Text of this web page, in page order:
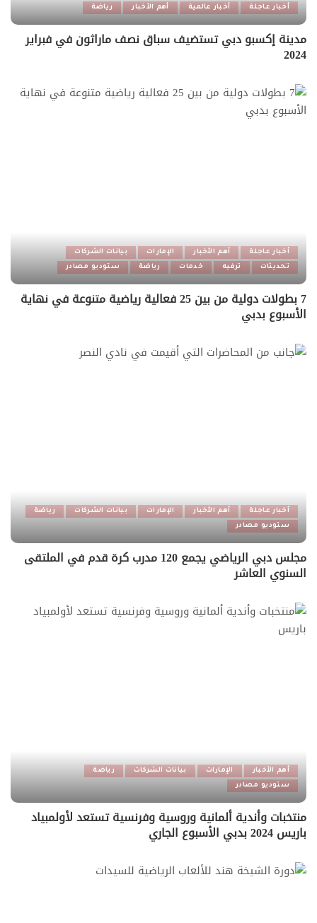
أخبار عاجلة أخبار عالمية أهم الأخبار رياضة
مدينة إكسبو دبي تستضيف سباق نصف ماراثون في فبراير
2024
أخبار عاجلة أهم الأخبار الإمارات
بيانات الشركات
تحديثات
ترفيه خدمات رياضة ستوديو مصادر
7 بطولات دولية من بين 25 فعالية رياضية متنوعة في نهاية
الأسبوع بدبي
أخبار عاجلة أهم الأخبار الإمارات بيانات الشركات
رياضة
ستوديو مصادر
مجلس دبي الرياضي يجمع 120 مدرب كرة قدم في الملتقى
السنوي العاشر
أهم الأخبار الإمارات بيانات الشركات
رياضة
ستوديو مصادر
منتخبات وأندية ألمانية وروسية وفرنسية تستعد لأولمبياد
باريس 2024 بدبي الأسبوع الجاري